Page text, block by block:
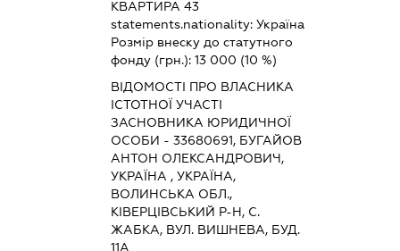
КВАРТИРА 43
statements.nationality:Україна
Розмір внеску до статутного
фонду (грн.):13 000 (10 %)
ВІДОМОСТІ ПРО ВЛАСНИКА
ІСТОТНОЇ УЧАСТІ
ЗАСНОВНИКА ЮРИДИЧНОЇ
ОСОБИ - 33680691, БУГАЙОВ
АНТОН ОЛЕКСАНДРОВИЧ,
УКРАЇНА , УКРАЇНА,
ВОЛИНСЬКА ОБЛ.,
КІВЕРЦІВСЬКИЙ Р-Н, С.
ЖАБКА, ВУЛ. ВИШНЕВА, БУД.
11А